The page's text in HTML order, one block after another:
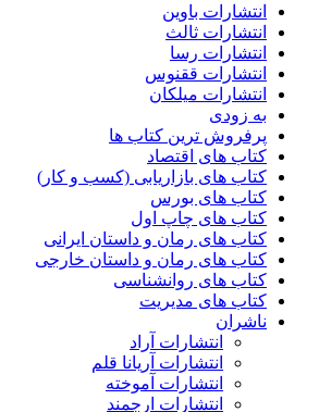
انتشارات باوین
انتشارات ثالث
انتشارات رسا
انتشارات ققنوس
انتشارات میلکان
به زودی
پرفروش ترین کتاب ها
کتاب های اقتصاد
کتاب های بازاریابی (کسب و کار)
کتاب های بورس
کتاب های چاپ اول
کتاب های رمان و داستان ایرانی
کتاب های رمان و داستان خارجی
کتاب های روانشناسی
کتاب های مدیریت
ناشران
انتشارات آراد
انتشارات آریانا قلم
انتشارات آموخته
انتشارات ارجمند